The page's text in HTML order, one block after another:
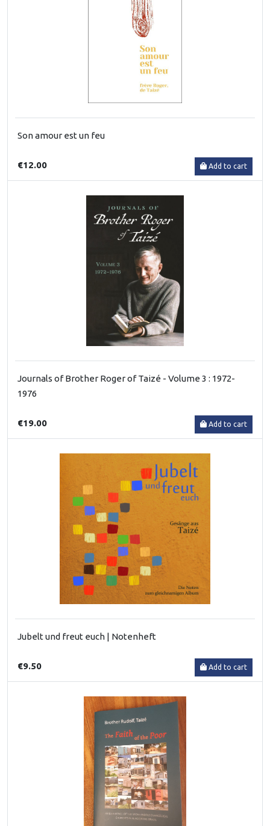
Son amour est un feu
€12.00 Add to cart
Journals of Brother Roger of Taizé - Volume 3 : 1972-
1976
€19.00 Add to cart
Jubelt und freut euch | Notenheft
€9.50 Add to cart